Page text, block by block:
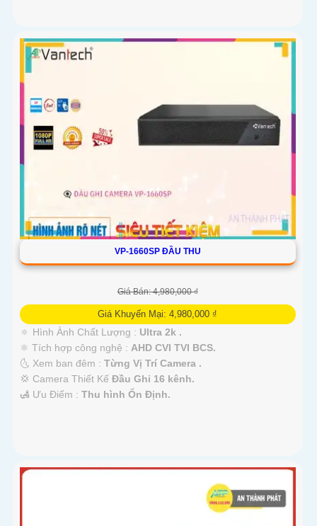
VP-1660SP ĐẦU THU
Giá Bán: 4,980,000 ₫
Giá Khuyến Mại: 4,980,000 ₫
🔅 Hình Ành Chất Lượng : Ultra 2k .
⚛️ Tích hợp công nghệ : AHD CVI TVI BCS.
🌜 Xem ban đêm : Từng Vị Trí Camera .
💢 Camera Thiết Kế Đầu Ghi 16 kênh.
️🛃 Ưu Điểm : Thu hình Ổn Định.